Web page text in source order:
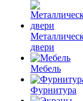
двери
Мебель
Фурнитура